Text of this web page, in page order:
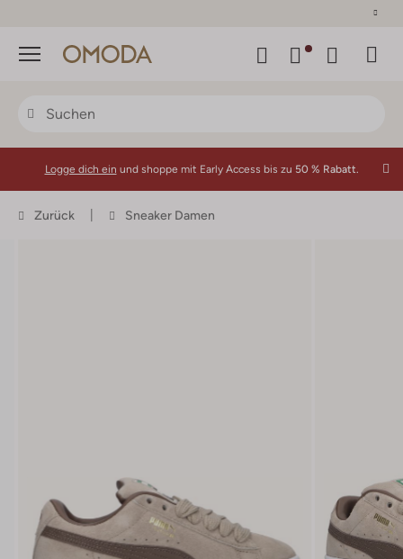
Menü
Logge dich ein und shoppe mit Early Access bis zu 50 % Rabatt.
Zurück Sneaker Damen